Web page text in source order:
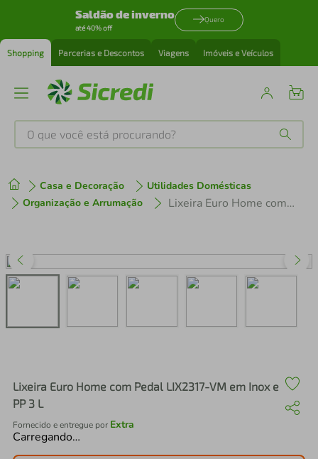
Saldão de inverno
até 40% off
Quero
Shopping Parcerias e Descontos Viagens Imóveis e Veículos
O que você está procurando?
Casa e Decoração
Utilidades Domésticas
Organização e Arrumação
Lixeira Euro Home com Pedal LIX2317-VM em Inox e PP 3 L
Lixeira Euro Home com Pedal LIX2317-VM em Inox e
PP 3 L
Fornecido e entregue por Extra
Carregando…
1º tenis
3º perfume